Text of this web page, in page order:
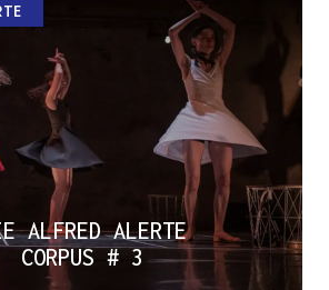
ALFRED ALERTE
CORPUS # 3